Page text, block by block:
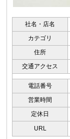
社名・店名
カテゴリ
住所
交通アクセス
電話番号
営業時間
定休日
URL